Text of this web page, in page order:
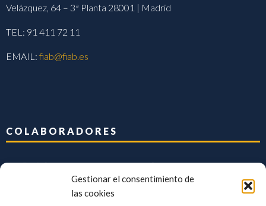
Gestionar el consentimiento de
las cookies
Velázquez, 64 – 3ª Planta 28001 | Madrid
TEL: 91 411 72 11
EMAIL:fiab@fiab.es
COLABORADORES